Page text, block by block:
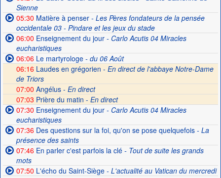
Sienne
05:30 Matière à penser- Les Pères fondateurs de la pensée
occidentale 03 - Pindare et les jeux du stade
06:00 Enseignement du jour- Carlo Acutis 04 Miracles
eucharistiques
06:06Le martyrologe- du 06 Août
06:16 Laudes en grégorien - En direct de l'abbaye Notre-Dame
de Triors
07:00 Angélus - En direct
07:03 Prière du matin - En direct
07:30 Enseignement du jour- Carlo Acutis 04 Miracles
eucharistiques
07:36Des questions sur la foi, qu'on se pose quelquefois- La
présence des saints
07:46En parler c'est parfois la clé- Tout de suite les grands
mots
07:50 L'écho du Saint-Siège- L'actualité au Vatican du mercredi